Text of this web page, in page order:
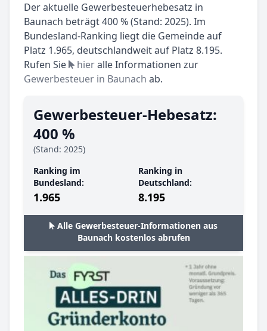
Der aktuelle Gewerbesteuerhebesatz in
Baunach beträgt 400 % (Stand: 2025). Im
Bundesland-Ranking liegt die Gemeinde auf
Platz 1.965, deutschlandweit auf Platz 8.195.
Rufen Sie
hieralle Informationen zur
Gewerbesteuer in Baunach ab.
Gewerbesteuer-Hebesatz:
400 %
(Stand: 2025)
Ranking im
Bundesland:
1.965
Ranking in
Deutschland:
8.195
Alle Gewerbesteuer-Informationen aus
Baunach kostenlos abrufen